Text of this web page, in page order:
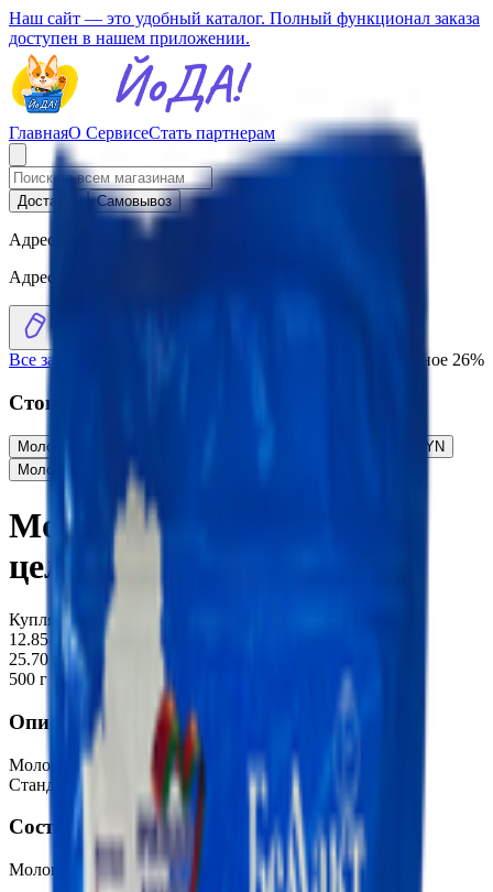
Наш сайт — это удобный каталог. Полный функционал заказа
доступен в нашем приложении.
ГлавнаяО СервисеСтать партнерам
Доставка Самовывоз
Адрес доставки
Адрес не выбран
Все заведения Молоко сухое «Стандарт» цельное 26%
Стоит присмотреться
Молоко концентрированное «Рогачевъ» 8,6% цельное
BYN
Молоко сухое «Беллакт» 26% экстра
Молоко сухое «Стандарт»
цельное 26%
Купляйце Беларускае
12.85
BYN
25.70 руб/кг
500 г
Описание
Молоко сухое цельное , массовая доля жира 26% сорт
Стандарт
Состав
Молоко нормализованное.